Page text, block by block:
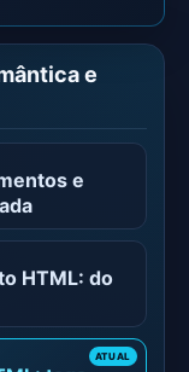
e
e
HTML: do